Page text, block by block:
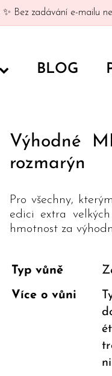
✨ Bez zadávání e-mailu
BLOG
Výhodné
rozmarýn
Pro všechny,
edici extra
hmotnost za
Typ vůně
Více o vůni